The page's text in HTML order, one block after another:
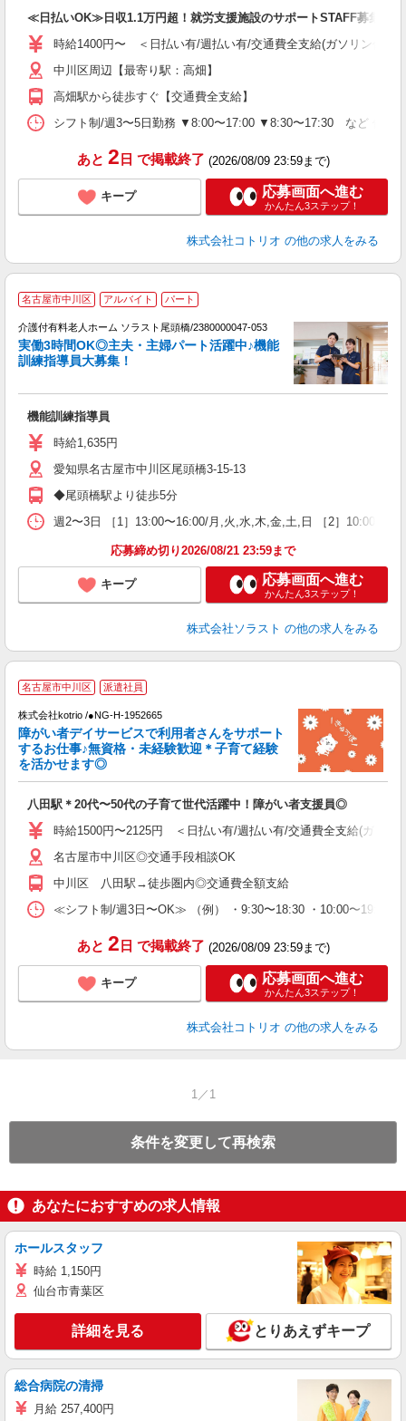
≪日払いOK≫日収1.1万円超！就労支援施設のサポートSTAFF募集
時給1400円〜 ＜日払い有/週払い有/交通費全支給(ガソリン代含
中川区周辺【最寄り駅：高畑】
高畑駅から徒歩すぐ【交通費全支給】
シフト制/週3〜5日勤務 ▼8:00〜17:00 ▼8:30〜17:30 など 休憩1
あと 2 日 で掲載終了 (2026/08/09 23:59まで)
キープ 応募画面へ進む
かんたん3ステップ！
株式会社コトリオ の他の求人をみる
名古屋市中川区 アルバイト パート
介護付有料老人ホーム ソラスト尾頭橋/2380000047-053
実働3時間OK◎主夫・主婦パート活躍中♪機能
訓練指導員大募集！
機能訓練指導員
時給1,635円
愛知県名古屋市中川区尾頭橋3-15-13
◆尾頭橋駅より徒歩5分
週2〜3日 ［1］13:00〜16:00/月,火,水,木,金,土,日 ［2］10:00〜
応募締め切り2026/08/21 23:59まで
キープ 応募画面へ進む
かんたん3ステップ！
株式会社ソラスト の他の求人をみる
名古屋市中川区 派遣社員
株式会社kotrio /●NG-H-1952665
障がい者デイサービスで利用者さんをサポート
するお仕事♪無資格・未経験歓迎＊子育て経験
を活かせます◎
八田駅＊20代〜50代の子育て世代活躍中！障がい者支援員◎
時給1500円〜2125円 ＜日払い有/週払い有/交通費全支給(ガソリ
名古屋市中川区◎交通手段相談OK
中川区 八田駅→徒歩圏内◎交通費全額支給
≪シフト制/週3日〜OK≫ （例） ・9:30〜18:30 ・10:00〜19:00
あと 2 日 で掲載終了 (2026/08/09 23:59まで)
キープ 応募画面へ進む
かんたん3ステップ！
株式会社コトリオ の他の求人をみる
1／1
条件を変更して再検索
あなたにおすすめの求人情報
ホールスタッフ
時給 1,150円
仙台市青葉区
詳細を見る とりあえずキープ
総合病院の清掃
月給 257,400円